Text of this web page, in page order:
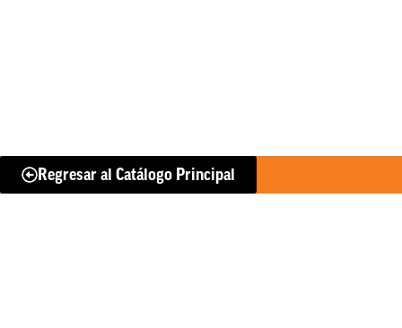
Regresar al Catálogo Principal